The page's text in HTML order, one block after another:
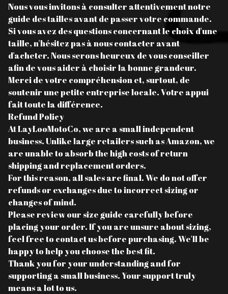
Nous vous invitons à consulter attentivement notre
guide des tailles avant de passer votre commande.
Si vous avez des questions concernant le choix d'une
taille, n'hésitez pas à nous contacter avant
d'acheter. Nous serons heureux de vous conseiller
afin de vous aider à choisir la bonne grandeur.
Merci de votre compréhension et, surtout, de
soutenir une petite entreprise locale. Votre appui
fait toute la différence.
Refund Policy
At LayLooMotoCo, we are a small independent
business. Unlike large retailers such as Amazon, we
are unable to absorb the high costs of return
shipping and replacement orders.
For this reason, all sales are final. We do not offer
refunds or exchanges due to incorrect sizing or
changes of mind.
Please review our size guide carefully before
placing your order. If you are unsure about sizing,
feel free to contact us before purchasing. We'll be
happy to help you choose the best fit.
Thank you for your understanding and for
supporting a small business. Your support truly
means a lot to us.